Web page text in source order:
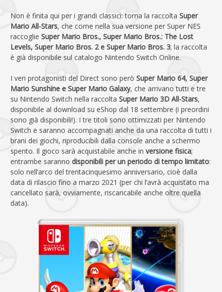
Non è finita qui per i grandi classici: torna la raccolta Super
Mario All-Stars, che come nella sua versione per Super NES
raccoglie Super Mario Bros., Super Mario Bros.: The Lost
Levels, Super Mario Bros. 2 e Super Mario Bros. 3; la raccolta
è già disponibile sul catalogo Nintendo Switch Online.
I veri protagonisti del Direct sono però Super Mario 64, Super
Mario Sunshine e Super Mario Galaxy, che arrivano tutti e tre
su Nintendo Switch nella raccolta Super Mario 3D All-Stars,
disponibile al download su eShop dal 18 settembre (i preordini
sono già disponibili!). I tre titoli sono ottimizzati per Nintendo
Switch e saranno accompagnati anche da una raccolta di tutti i
brani dei giochi, riproducibili dalla console anche a schermo
spento. Il gioco sarà acquistabile anche in versione fisica;
entrambe saranno disponibili per un periodo di tempo limitato:
solo nell’arco del trentacinquesimo anniversario, cioè dalla
data di rilascio fino a marzo 2021 (per chi l’avrà acquistato ma
cancellato sarà, ovviamente, riscaricabile anche oltre quella
data).